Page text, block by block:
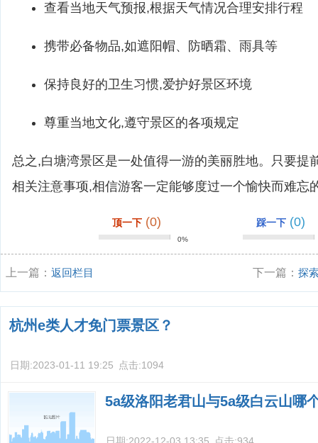
查看当地天气预报,根据天气情况合理安排行程
携带必备物品,如遮阳帽、防晒霜、雨具等
保持良好的卫生习惯,爱护好景区环境
尊重当地文化,遵守景区的各项规定
总之,白塘湾景区是一处值得一游的美丽胜地。只要提
相关注意事项,相信游客一定能够度过一个愉快而难忘
顶一下 (0)
0%
踩一下 (0)
上一篇： 返回栏目 下一篇：探
杭州e类人才免门票景区？
日期:2023-01-11 19:25 点击:1094
5a级洛阳老君山与5a级白云山哪